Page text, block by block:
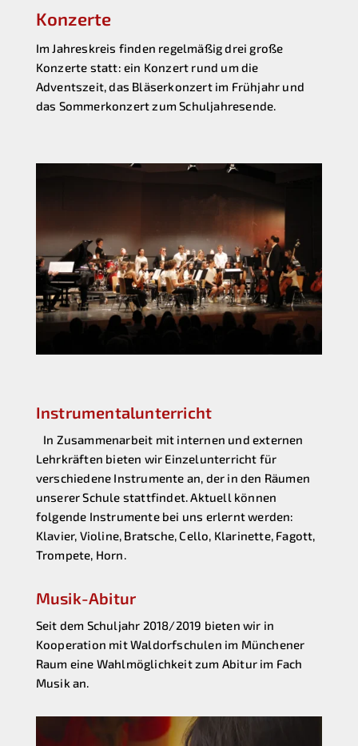
Konzerte
Im Jahreskreis finden regelmäßig drei große
Konzerte statt: ein Konzert rund um die
Adventszeit, das Bläserkonzert im Frühjahr und
das Sommerkonzert zum Schuljahresende.
Instrumentalunterricht
In Zusammenarbeit mit internen und externen
Lehrkräften bieten wir Einzelunterricht für
verschiedene Instrumente an, der in den Räumen
unserer Schule stattfindet. Aktuell können
folgende Instrumente bei uns erlernt werden:
Klavier, Violine, Bratsche, Cello, Klarinette, Fagott,
Trompete, Horn.
Musik-Abitur
Seit dem Schuljahr 2018/2019 bieten wir in
Kooperation mit Waldorfschulen im Münchener
Raum eine Wahlmöglichkeit zum Abitur im Fach
Musik an.